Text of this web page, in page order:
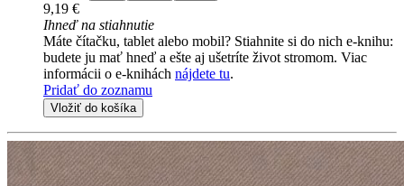
9,19 €
Ihneď na stiahnutie
Máte čítačku, tablet alebo mobil? Stiahnite si do nich e-knihu:
budete ju mať hneď a ešte aj ušetríte život stromom. Viac
informácii o e-knihách nájdete tu.
Pridať do zoznamu
Vložiť do košíka